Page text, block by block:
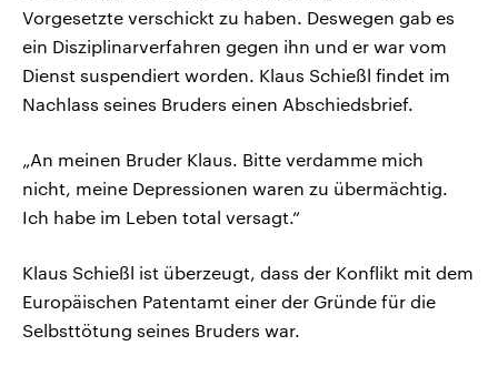
Vorgesetzte verschickt zu haben. Deswegen gab es
ein Disziplinarverfahren gegen ihn und er war vom
Dienst suspendiert worden. Klaus Schießl findet im
Nachlass seines Bruders einen Abschiedsbrief.
„An meinen Bruder Klaus. Bitte verdamme mich
nicht, meine Depressionen waren zu übermächtig.
Ich habe im Leben total versagt.“
Klaus Schießl ist überzeugt, dass der Konflikt mit dem
Europäischen Patentamt einer der Gründe für die
Selbsttötung seines Bruders war.